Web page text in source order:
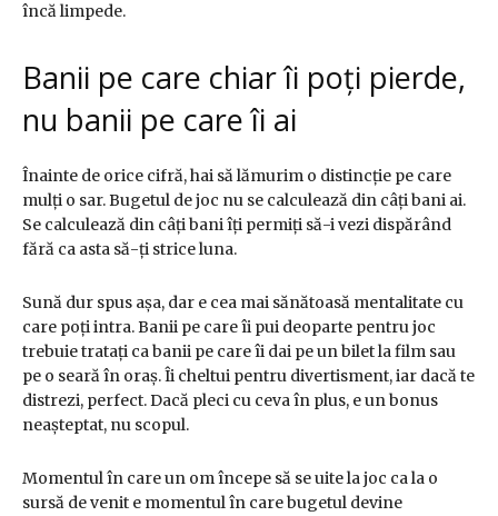
încă limpede.
Banii pe care chiar îi poți pierde,
nu banii pe care îi ai
Înainte de orice cifră, hai să lămurim o distincție pe care
mulți o sar. Bugetul de joc nu se calculează din câți bani ai.
Se calculează din câți bani îți permiți să-i vezi dispărând
fără ca asta să-ți strice luna.
Sună dur spus așa, dar e cea mai sănătoasă mentalitate cu
care poți intra. Banii pe care îi pui deoparte pentru joc
trebuie tratați ca banii pe care îi dai pe un bilet la film sau
pe o seară în oraș. Îi cheltui pentru divertisment, iar dacă te
distrezi, perfect. Dacă pleci cu ceva în plus, e un bonus
neașteptat, nu scopul.
Momentul în care un om începe să se uite la joc ca la o
sursă de venit e momentul în care bugetul devine